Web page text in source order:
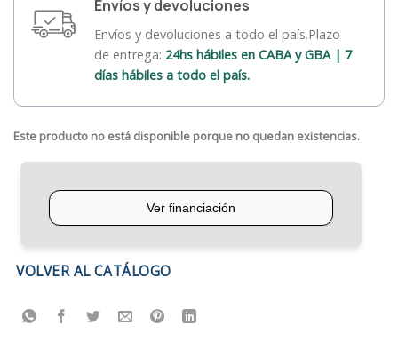
Envíos y devoluciones
Envíos y devoluciones a todo el país.Plazo
de entrega: 24hs hábiles en CABA y GBA | 7
días hábiles a todo el país.
Este producto no está disponible porque no quedan existencias.
VOLVER AL CATÁLOGO